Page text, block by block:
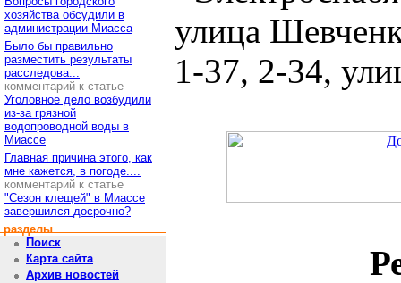
хозяйства обсудили в
администрации Миасса
Было бы правильно
разместить результаты
расследова...
комментарий к статье
Уголовное дело возбудили
из-за грязной
водопроводной воды в
Миассе
Главная причина этого, как
мне кажется, в погоде....
комментарий к статье
"Сезон клещей" в Миассе
завершился досрочно?
разделы
Поиск
Карта сайта
Архив новостей
улица
1-37, 2-34,